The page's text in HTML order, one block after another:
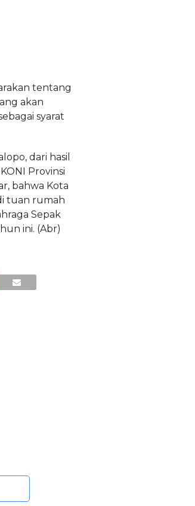
tentang
akan
syarat
dari hasil
Provinsi
bahwa Kota
tuan rumah
Sepak
ini. (Abr)